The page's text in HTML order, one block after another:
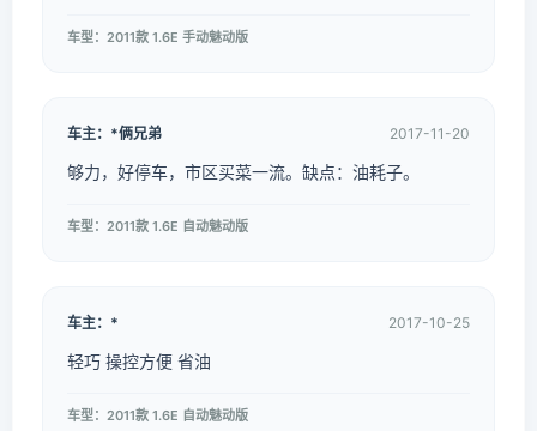
车型：2011款 1.6E 手动魅动版
车主：*俩兄弟 2017-11-20
够力，好停车，市区买菜一流。缺点：油耗子。
车型：2011款 1.6E 自动魅动版
车主：* 2017-10-25
轻巧 操控方便 省油
车型：2011款 1.6E 自动魅动版